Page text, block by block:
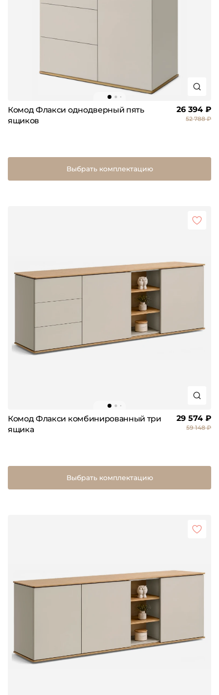
Комод Флакси однодверный пять
ящиков
26 394 ₽
52 788 ₽
Выбрать комплектацию
Комод Флакси комбинированный три
ящика
29 574 ₽
59 148 ₽
Выбрать комплектацию